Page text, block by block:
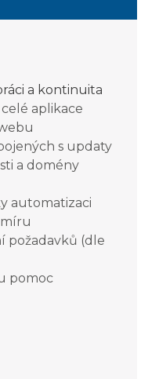
a kontinuita
aplikace
s updaty
a domény
automatizaci
požadavků (dle
pomoc